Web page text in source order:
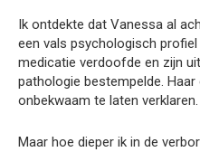
Ik ontdekte dat Vanessa al
een vals psychologisch
medicatie verdoofde en zijn
pathologie bestempelde.
onbekwaam te laten verklaren.
Maar hoe dieper ik in de